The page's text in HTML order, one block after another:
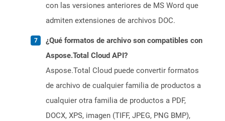
con las versiones anteriores de MS Word que
admiten extensiones de archivos DOC.
¿Qué formatos de archivo son compatibles con
Aspose.Total Cloud API?
Aspose.Total Cloud puede convertir formatos
de archivo de cualquier familia de productos a
cualquier otra familia de productos a PDF,
DOCX, XPS, imagen (TIFF, JPEG, PNG BMP),